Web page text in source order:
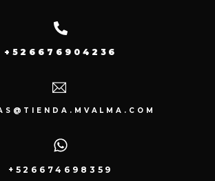
+526676904236
+526674698359